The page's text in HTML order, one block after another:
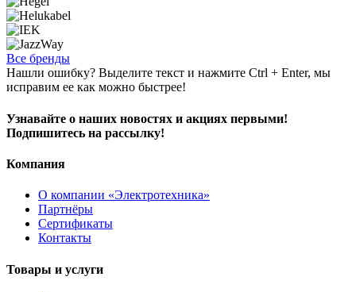
Все бренды
Нашли ошибку? Выделите текст и нажмите Ctrl + Enter, мы
исправим ее как можно быстрее!
Узнавайте о наших новостях и акциях первыми!
Подпишитесь на рассылку!
Компания
О компании «Электротехника»
Партнёры
Сертификаты
Контакты
Товары и услуги